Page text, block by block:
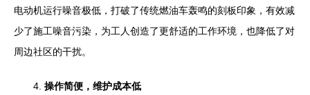
电动机运行噪音极低，打破了传统燃油车轰鸣的刻板印象，有效减
少了施工噪音污染，为工人创造了更舒适的工作环境，也降低了对
周边社区的干扰。
4. 操作简便，维护成本低